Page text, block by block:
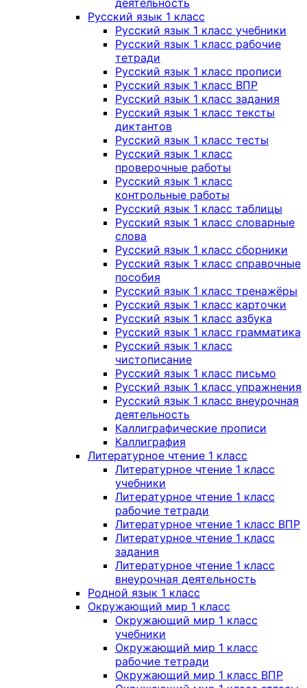
деятельность
Русский язык 1 класс
Русский язык 1 класс учебники
Русский язык 1 класс рабочие
тетради
Русский язык 1 класс прописи
Русский язык 1 класс ВПР
Русский язык 1 класс задания
Русский язык 1 класс тексты
диктантов
Русский язык 1 класс тесты
Русский язык 1 класс
проверочные работы
Русский язык 1 класс
контрольные работы
Русский язык 1 класс таблицы
Русский язык 1 класс словарные
слова
Русский язык 1 класс сборники
Русский язык 1 класс справочные
пособия
Русский язык 1 класс тренажёры
Русский язык 1 класс карточки
Русский язык 1 класс азбука
Русский язык 1 класс грамматика
Русский язык 1 класс
чистописание
Русский язык 1 класс письмо
Русский язык 1 класс упражнения
Русский язык 1 класс внеурочная
деятельность
Каллиграфические прописи
Каллиграфия
Литературное чтение 1 класс
Литературное чтение 1 класс
учебники
Литературное чтение 1 класс
рабочие тетради
Литературное чтение 1 класс ВПР
Литературное чтение 1 класс
задания
Литературное чтение 1 класс
внеурочная деятельность
Родной язык 1 класс
Окружающий мир 1 класс
Окружающий мир 1 класс
учебники
Окружающий мир 1 класс
рабочие тетради
Окружающий мир 1 класс ВПР